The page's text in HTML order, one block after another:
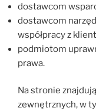
dostawcom
dostawcom
współpracy z
podmiotom
prawa.
Na stronie
zewnętrznych, w